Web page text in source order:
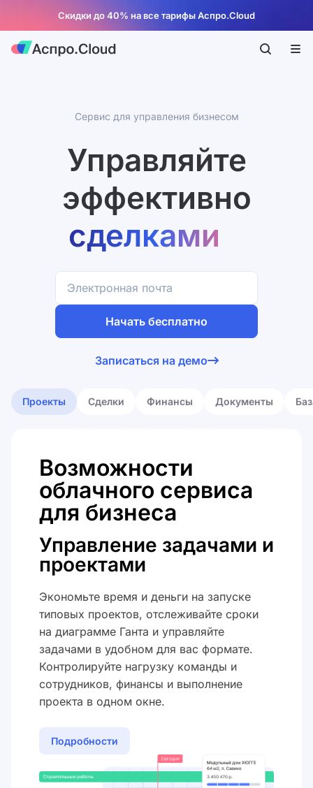
Скидки до 40% на все тарифы Аспро.Cloud
Сервис для управления бизнесом
Управляйте
эффективно
проектами
финансами
сделками
компанией
Начать бесплатно
соглашение
персональных данных
Записаться на демо
Проекты Сделки Финансы Документы
Возможности
облачного сервиса
для бизнеса
Управление задачами и
проектами
Экономьте время и деньги на запуске
типовых проектов, отслеживайте сроки
на диаграмме Ганта и управляйте
задачами в удобном для вас формате.
Контролируйте нагрузку команды и
сотрудников, финансы и выполнение
проекта в одном окне.
Подробности